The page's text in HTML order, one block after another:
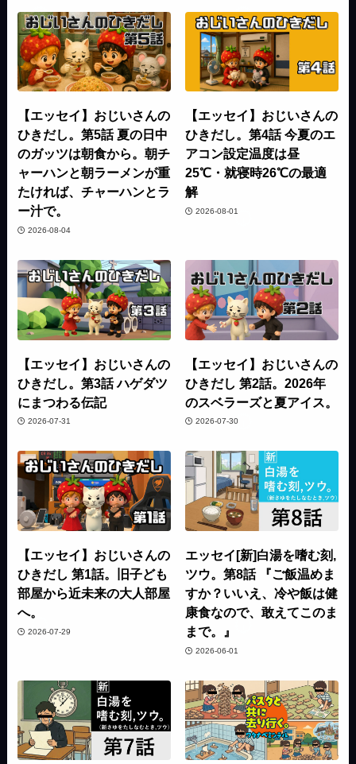
【エッセイ】おじいさんの
ひきだし。第5話 夏の日中
のガッツは朝食から。朝チ
ャーハンと朝ラーメンが重
たければ、チャーハンとラ
ー汁で。
2026-08-04
【エッセイ】おじいさんの
ひきだし。第4話 今夏のエ
アコン設定温度は昼
25℃・就寝時26℃の最適
解
2026-08-01
【エッセイ】おじいさんの
ひきだし。第3話 ハゲダツ
にまつわる伝記
2026-07-31
【エッセイ】おじいさんの
ひきだし 第2話。2026年
のスベラーズと夏アイス。
2026-07-30
【エッセイ】おじいさんの
ひきだし 第1話。旧子ども
部屋から近未来の大人部屋
へ。
2026-07-29
エッセイ[新]白湯を嗜む刻,
ツウ。第8話 『ご飯温めま
すか？いいえ、冷や飯は健
康食なので、敢えてこのま
まで。』
2026-06-01